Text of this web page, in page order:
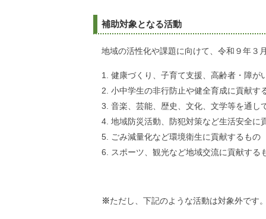
補助対象となる活動
地域の活性化や課題に向けて、令和９年３
健康づくり、子育て支援、高齢者・障が
小中学生の非行防止や健全育成に貢献す
音楽、芸能、歴史、文化、文学等を通し
地域防災活動、防犯対策など生活安全に
ごみ減量化など環境衛生に貢献するもの
スポーツ、観光など地域交流に貢献する
※ただし、下記のような活動は対象外です